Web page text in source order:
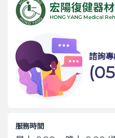
諮詢專
服務時間